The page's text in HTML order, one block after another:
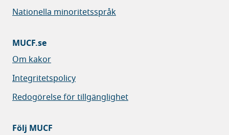
Nationella minoritetsspråk
MUCF.se
Om kakor
Integritetspolicy
Redogörelse för tillgänglighet
Följ MUCF